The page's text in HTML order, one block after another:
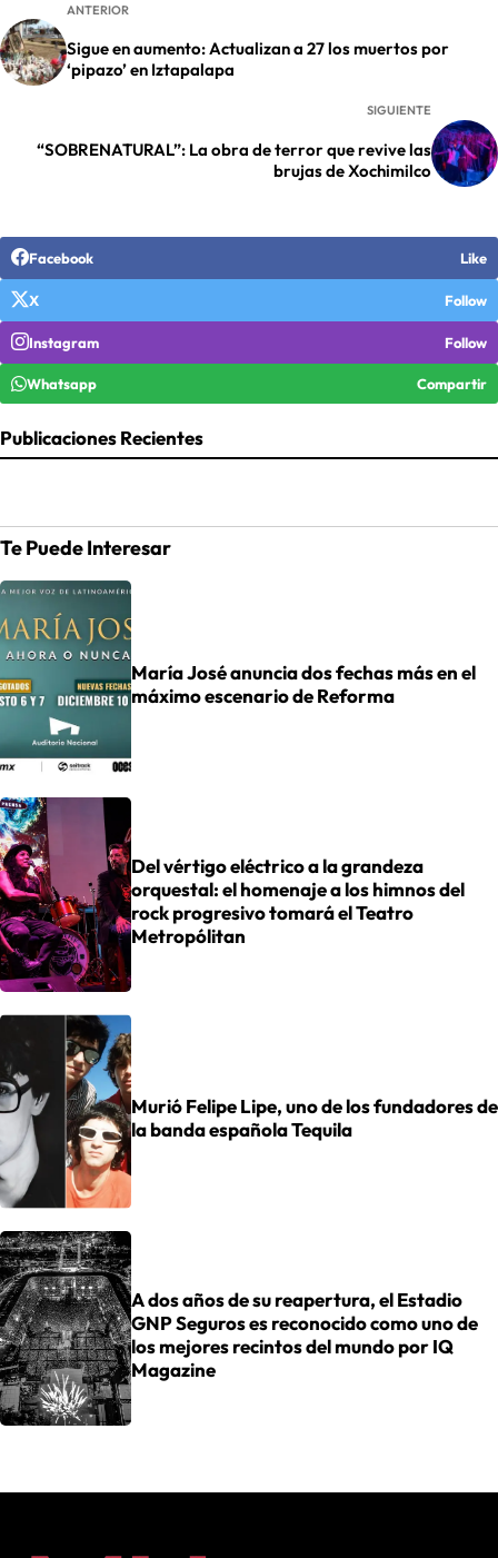
ANTERIOR
Sigue en aumento: Actualizan a 27 los muertos por
‘pipazo’ en Iztapalapa
SIGUIENTE
“SOBRENATURAL”: La obra de terror que revive las
brujas de Xochimilco
Facebook Like
X Follow
Instagram Follow
Whatsapp Compartir
Publicaciones Recientes
Te Puede Interesar
María José anuncia dos fechas más en el
máximo escenario de Reforma
Del vértigo eléctrico a la grandeza
orquestal: el homenaje a los himnos del
rock progresivo tomará el Teatro
Metropólitan
Murió Felipe Lipe, uno de los fundadores de
la banda española Tequila
A dos años de su reapertura, el Estadio
GNP Seguros es reconocido como uno de
los mejores recintos del mundo por IQ
Magazine